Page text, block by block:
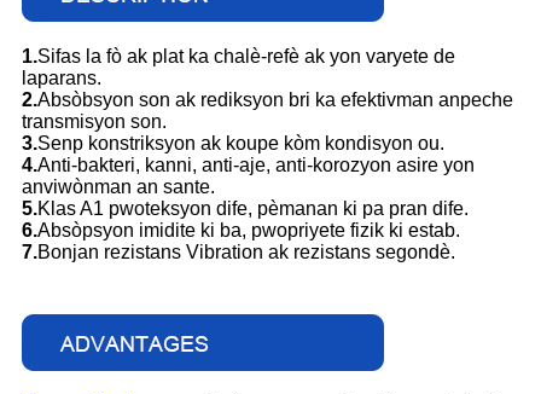
1.Sifas la fò ak plat ka chalè-refè ak yon varyete de
laparans.
2.Absòbsyon son ak rediksyon bri ka efektivman anpeche
transmisyon son.
3.Senp konstriksyon ak koupe kòm kondisyon ou.
4.Anti-bakteri, kanni, anti-aje, anti-korozyon asire yon
anviwònman an sante.
5.Klas A1 pwoteksyon dife, pèmanan ki pa pran dife.
6.Absòpsyon imidite ki ba, pwopriyete fizik ki estab.
7.Bonjan rezistans Vibration ak rezistans segondè.